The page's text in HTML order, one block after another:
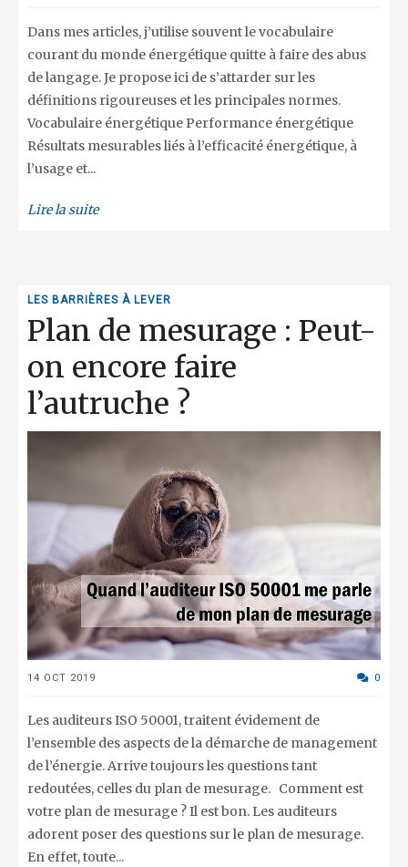
Dans mes articles, j’utilise souvent le vocabulaire
courant du monde énergétique quitte à faire des abus
de langage. Je propose ici de s’attarder sur les
définitions rigoureuses et les principales normes.
Vocabulaire énergétique Performance énergétique
Résultats mesurables liés à l’efficacité énergétique, à
l’usage et...
Lire la suite
LES BARRIÈRES À LEVER
Plan de mesurage : Peut-
on encore faire
l’autruche ?
14 OCT 2019 0
Les auditeurs ISO 50001, traitent évidement de
l’ensemble des aspects de la démarche de management
de l’énergie. Arrive toujours les questions tant
redoutées, celles du plan de mesurage. Comment est
votre plan de mesurage ? Il est bon. Les auditeurs
adorent poser des questions sur le plan de mesurage.
En effet, toute...